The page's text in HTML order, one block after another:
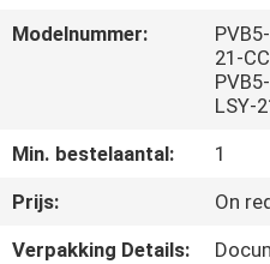
FABRIEKSREIS
CONTACTEER
ONS
Modelnummer:
21-
LSY-
Min. bestelaantal:
1
Prijs:
On
Verpakking Details: